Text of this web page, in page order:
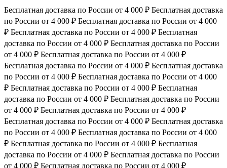
Бесплатная доставка по России от 4 000 ₽ Бесплатная доставка
по России от 4 000 ₽ Бесплатная доставка по России от 4 000
₽ Бесплатная доставка по России от 4 000 ₽ Бесплатная
доставка по России от 4 000 ₽ Бесплатная доставка по России
от 4 000 ₽ Бесплатная доставка по России от 4 000 ₽
Бесплатная доставка по России от 4 000 ₽ Бесплатная доставка
по России от 4 000 ₽ Бесплатная доставка по России от 4 000
₽ Бесплатная доставка по России от 4 000 ₽ Бесплатная
доставка по России от 4 000 ₽ Бесплатная доставка по России
от 4 000 ₽ Бесплатная доставка по России от 4 000 ₽
Бесплатная доставка по России от 4 000 ₽ Бесплатная доставка
по России от 4 000 ₽ Бесплатная доставка по России от 4 000
₽ Бесплатная доставка по России от 4 000 ₽ Бесплатная
доставка по России от 4 000 ₽ Бесплатная доставка по России
от 4 000 ₽ Бесплатная доставка по России от 4 000 ₽